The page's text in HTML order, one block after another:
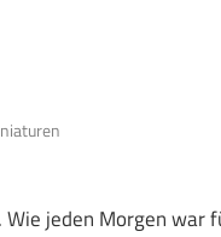
jeden Morgen war